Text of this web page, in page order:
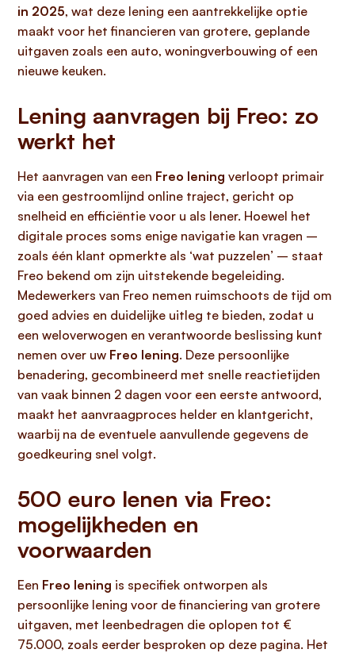
in 2025, wat deze lening een aantrekkelijke optie
maakt voor het financieren van grotere, geplande
uitgaven zoals een auto, woningverbouwing of een
nieuwe keuken.
Lening aanvragen bij Freo: zo
werkt het
Het aanvragen van een Freo lening verloopt primair
via een gestroomlijnd online traject, gericht op
snelheid en efficiëntie voor u als lener. Hoewel het
digitale proces soms enige navigatie kan vragen –
zoals één klant opmerkte als ‘wat puzzelen’ – staat
Freo bekend om zijn uitstekende begeleiding.
Medewerkers van Freo nemen ruimschoots de tijd om
goed advies en duidelijke uitleg te bieden, zodat u
een weloverwogen en verantwoorde beslissing kunt
nemen over uw Freo lening. Deze persoonlijke
benadering, gecombineerd met snelle reactietijden
van vaak binnen 2 dagen voor een eerste antwoord,
maakt het aanvraagproces helder en klantgericht,
waarbij na de eventuele aanvullende gegevens de
goedkeuring snel volgt.
500 euro lenen via Freo:
mogelijkheden en
voorwaarden
Een Freo lening is specifiek ontworpen als
persoonlijke lening voor de financiering van grotere
uitgaven, met leenbedragen die oplopen tot €
75.000, zoals eerder besproken op deze pagina. Het